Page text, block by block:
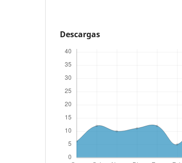
Descargas